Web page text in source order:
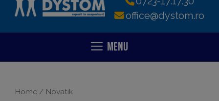
office@dystom.ro
Menu
Home / Novatik